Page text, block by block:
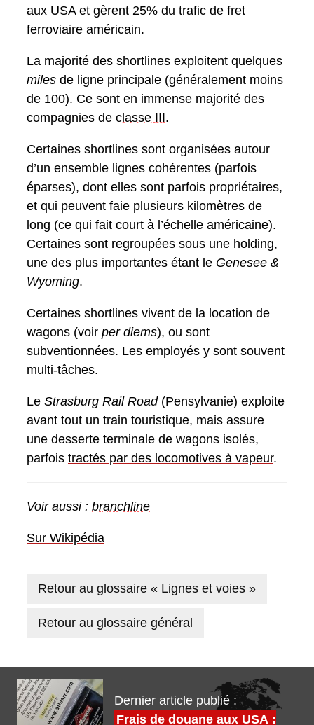
aux USA et gèrent 25% du trafic de fret
ferroviaire américain.
La majorité des shortlines exploitent quelques
miles de ligne principale (généralement moins
de 100). Ce sont en immense majorité des
compagnies de classe III.
Certaines shortlines sont organisées autour
d’un ensemble lignes cohérentes (parfois
éparses), dont elles sont parfois propriétaires,
et qui peuvent faie plusieurs kilomètres de
long (ce qui fait court à l’échelle américaine).
Certaines sont regroupées sous une holding,
une des plus importantes étant le Genesee &
Wyoming.
Certaines shortlines vivent de la location de
wagons (voir per diems), ou sont
subventionnées. Les employés y sont souvent
multi-tâches.
Le Strasburg Rail Road(Pensylvanie) exploite
avant tout un train touristique, mais assure
une desserte terminale de wagons isolés,
parfois tractés par des locomotives à vapeur.
Voir aussi : branchline
Sur Wikipédia
Retour au glossaire « Lignes et voies »
Retour au glossaire général
Dernier article publié :
Frais de douane aux USA :